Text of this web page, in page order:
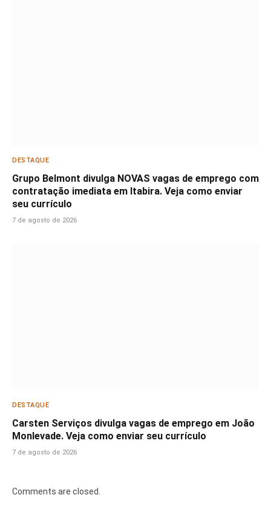
DESTAQUE
Grupo Belmont divulga NOVAS vagas de emprego com
contratação imediata em Itabira. Veja como enviar
seu currículo
7 de agosto de 2026
DESTAQUE
Carsten Serviços divulga vagas de emprego em João
Monlevade. Veja como enviar seu currículo
7 de agosto de 2026
Comments are closed.